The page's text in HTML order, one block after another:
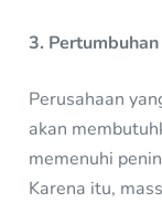
3.
Perusahaan
akan
memenuhi
Karena itu,